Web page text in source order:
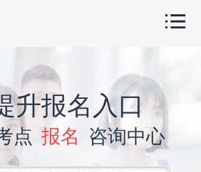
升报名入口
点 报名 咨询中心